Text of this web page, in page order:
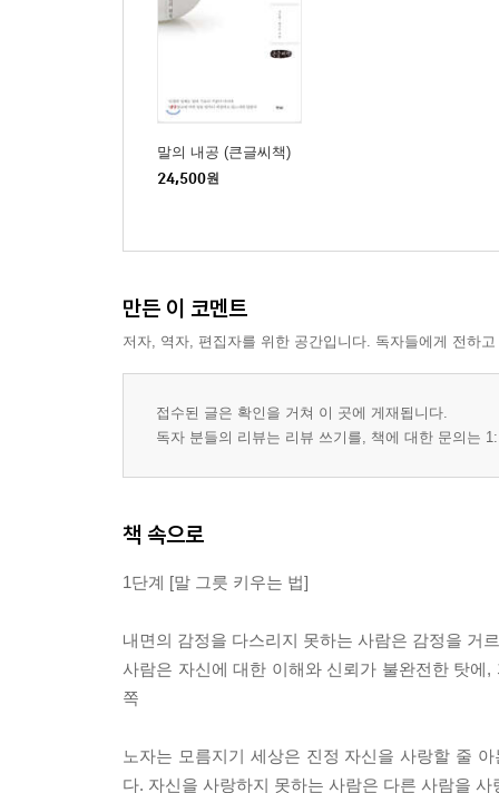
말의 내공 (큰글씨책)
24,500원
만든 이 코멘트
저자, 역자, 편집자를 위한 공간입니다. 독자들에게 전하
접수된 글은 확인을 거쳐 이 곳에 게재됩니다.
독자 분들의 리뷰는 리뷰 쓰기를, 책에 대한 문의는
책 속으로
1단계 [말 그릇 키우는 법]
내면의 감정을 다스리지 못하는 사람은 감정을 거
사람은 자신에 대한 이해와 신뢰가 불완전한 탓에
쪽
노자는 모름지기 세상은 진정 자신을 사랑할 줄
다. 자신을 사랑하지 못하는 사람은 다른 사람을